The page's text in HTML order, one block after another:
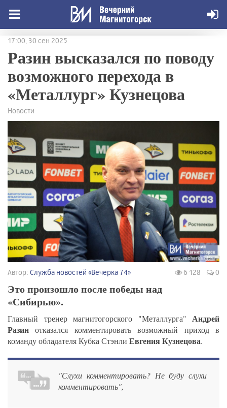
17:00, 30 сен 2025
Разин высказался по поводу
возможного перехода в
«Металлург» Кузнецова
Новости
Автор: Служба новостей «Вечерка 74» 6 128 0
Это произошло после победы над
«Сибирью».
Главный тренер магнитогорского "Металлурга" Андрей
Разинотказался комментировать возможный приход в
команду обладателя Кубка Стэнли Евгения Кузнецова.
"Слухи комментировать? Не буду слухи
комментировать",